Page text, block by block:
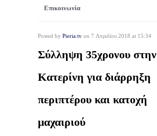
Επικοινωνία
Posted by Pieria.tv on 7 Απριλίου 2018 at 15:34
Σύλληψη 35χρονου στην
Κατερίνη για διάρρηξη
περιπτέρου και κατοχή
μαχαιριού